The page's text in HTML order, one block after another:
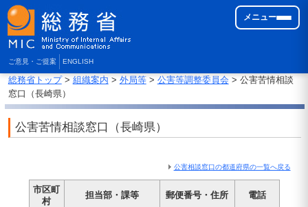
ご意見・ご提案 ENGLISH
メニュー
総務省トップ> 組織案内 > 外局等> 公害等調整委員会 > 公害苦情相談
窓口（長崎県）
公害苦情相談窓口（長崎県）
公害相談窓口の都道府県の一覧へ戻る
市区町
村
担当部・課等 郵便番号・住所 電話